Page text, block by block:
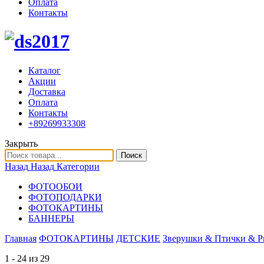
Оплата
Контакты
Каталог
Акции
Доставка
Оплата
Контакты
+89269933308
Закрыть
Поиск
Назад Назад Категории
ФОТООБОИ
ФОТОПОДАРКИ
ФОТОКАРТИНЫ
БАННЕРЫ
Главная ФОТОКАРТИНЫ ДЕТСКИЕ Зверушки & Птички &
1 - 24 из 29